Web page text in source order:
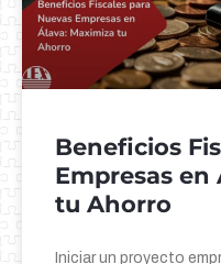
Beneficios
Empresas en
tu Ahorro
Iniciar un proyecto